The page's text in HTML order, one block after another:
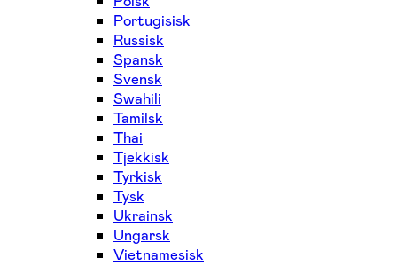
Portugisisk
Russisk
Spansk
Svensk
Swahili
Tamilsk
Thai
Tjekkisk
Tyrkisk
Tysk
Ukrainsk
Ungarsk
Vietnamesisk